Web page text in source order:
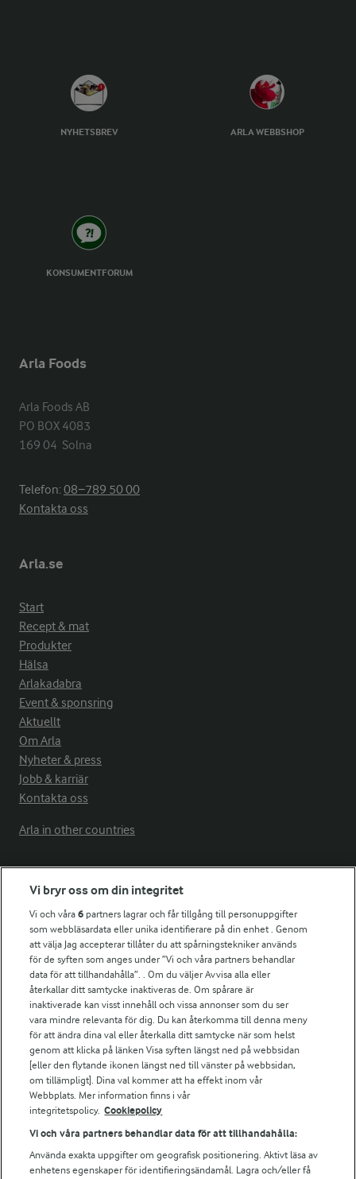
NYHETSBREV ARLA WEBBSHOP
KONSUMENTFORUM
Arla Foods
Arla Foods AB
PO BOX 4083
169 04  Solna
Telefon:08−789 50 00
Kontakta oss
Arla.se
Start
Recept & mat
Produkter
Hälsa
Arlakadabra
Event & sponsring
Aktuellt
Om Arla
Nyheter & press
Jobb & karriär
Kontakta oss
Arla in other countries
Fler Arlasajter
För ägare
Arlas kundportal
Arla.com
Falbygdens Ost
Arla webbshop
Bildbank
Följ oss
Vi bryr oss om din integritet
Vi och våra6 partners lagrar och får tillgång till personuppgifter
som webbläsardata eller unika identifierare på din enhet . Genom
att välja Jag accepterar tillåter du att spårningstekniker används
för de syften som anges under ”Vi och våra partners behandlar
data för att tillhandahålla”. . Om du väljer Avvisa alla eller
återkallar ditt samtycke inaktiveras de. Om spårare är
inaktiverade kan visst innehåll och vissa annonser som du ser
vara mindre relevanta för dig. Du kan återkomma till denna meny
för att ändra dina val eller återkalla ditt samtycke när som helst
genom att klicka på länken Visa syften längst ned på webbsidan
[eller den flytande ikonen längst ned till vänster på webbsidan,
om tillämpligt]. Dina val kommer att ha effekt inom vår
Webbplats. Mer information finns i vår
integritetspolicy. Cookiepolicy
Vi och våra partners behandlar data för att tillhandahålla:
Använda exakta uppgifter om geografisk positionering. Aktivt läsa av
enhetens egenskaper för identifieringsändamål. Lagra och/eller få